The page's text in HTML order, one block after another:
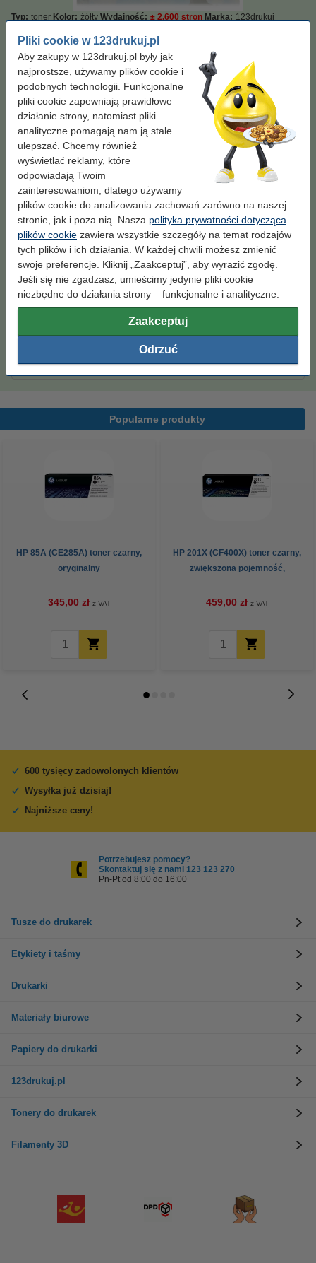
Pliki cookie w 123drukuj.pl
Aby zakupy w 123drukuj.pl były jak
najprostsze, używamy plików cookie i
podobnych technologii. Funkcjonalne
pliki cookie zapewniają prawidłowe
działanie strony, natomiast pliki
analityczne pomagają nam ją stale
ulepszać. Chcemy również
wyświetlać reklamy, które
odpowiadają Twoim
zainteresowaniom, dlatego używamy
plików cookie do analizowania zachowań zarówno na naszej
stronie, jak i poza nią. Nasza polityka prywatności dotycząca
plików cookie zawiera wszystkie szczegóły na temat rodzajów
tych plików i ich działania. W każdej chwili możesz zmienić
swoje preferencje. Kliknij „Zaakceptuj”, aby wyrazić zgodę.
Jeśli się nie zgadzasz, umieścimy jedynie pliki cookie
niezbędne do działania strony – funkcjonalne i analityczne.
Zaakceptuj
Odrzuć
Typ: toner Kolor: żółty Wydajność: ± 2.600 stron Marka: 123drukuj
Kolor: żółty
czarny czarny (1x) i kolorowy (3x) czerwony
niebieski
Pojemność: XL
XL standard
Kliknij i sprawdź całą specyfikacje
Zaoszczędź prawie65%w porównaniu do wersji oryginalnej!
Dostępny
Zamów na wtorek
Za stronę 0,08 zł
199,00 zł Zamawiam
Papier ksero A4 80 g/m2 (2500 szt.), 123drukuj
Popularne produkty
HP 85A (CE285A) toner czarny,
oryginalny
345,00 zł z VAT
HP 201X (CF400X) toner czarny,
zwiększona pojemność,
459,00 zł z VAT
600 tysięcy zadowolonych klientów
Wysyłka już dzisiaj!
Najniższe ceny!
Potrzebujesz pomocy?
Skontaktuj się z nami 123 123 270
Pn-Pt od 8:00 do 16:00
Tusze do drukarek
Etykiety i taśmy
Drukarki
Materiały biurowe
Papiery do drukarki
123drukuj.pl
Tonery do drukarek
Filamenty 3D